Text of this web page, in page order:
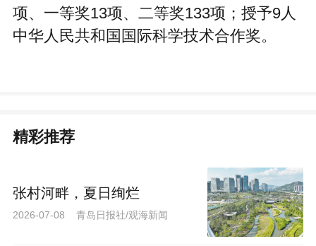
项、一等奖13项、二等奖133项；授予9人
中华人民共和国国际科学技术合作奖。
精彩推荐
张村河畔，夏日绚烂
2026-07-08 青岛日报社/观海新闻